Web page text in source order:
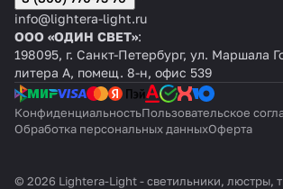
info@lightera-light.ru
ООО «ОДИН СВЕТ»:
198095, г. Санкт-Петербург, ул. Маршала
литера А, помещ. 8-н, офис 539
КонфиденциальностьПользовательское
Обработка персональных данныхОферта
© 2026 Lightera-Light - светильники, люстры,